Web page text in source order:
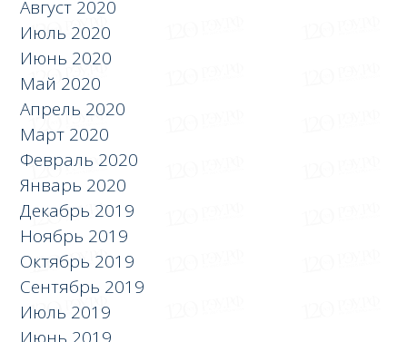
Август 2020
Июль 2020
Июнь 2020
Май 2020
Апрель 2020
Март 2020
Февраль 2020
Январь 2020
Декабрь 2019
Ноябрь 2019
Октябрь 2019
Сентябрь 2019
Июль 2019